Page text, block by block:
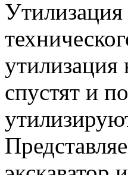
Утилизация
спустят и